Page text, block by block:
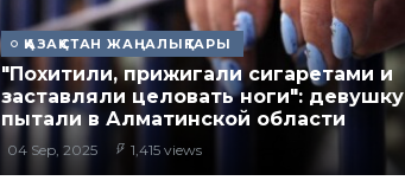
ҚАЗАҚСТАН ЖАҢАЛЫҚТАРЫ
"Похитили, прижигали сигаретами и
заставляли целовать ноги": девушку
пытали в Алматинской области
04 Sep, 2025 1,415 views